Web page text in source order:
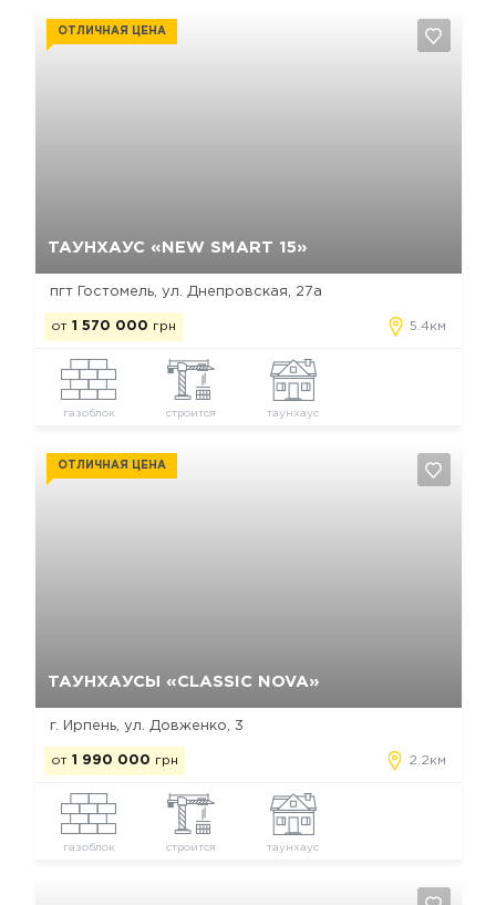
ТАУНХАУС «NEW SMART 15»
ОТЛИЧНАЯ ЦЕНА
пгт Гостомель, ул. Днепровская, 27а
от 1 570 000 грн 5.4км
газоблок строится таунхаус
ТАУНХАУСЫ «CLASSIC NOVA»
ОТЛИЧНАЯ ЦЕНА
г. Ирпень, ул. Довженко, 3
от 1 990 000 грн 2.2км
газоблок строится таунхаус